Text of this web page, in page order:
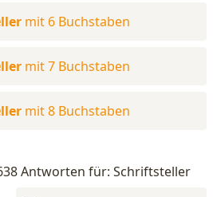
mit 6 Buchstaben
mit 7 Buchstaben
mit 8 Buchstaben
Antworten für: Schriftsteller